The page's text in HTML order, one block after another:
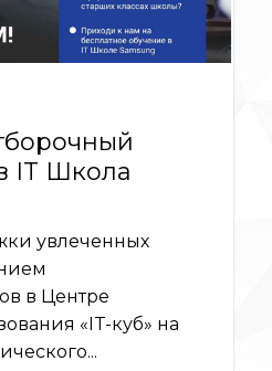
IT Школа
увлеченных
в Центре
«IT-куб» на